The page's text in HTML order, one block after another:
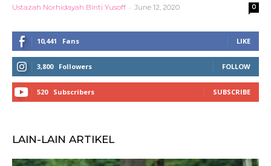
Ustazah Norhidayah Binti Yusoff - June 12, 2020 0
10,441 Fans LIKE
3,800 Followers FOLLOW
520 Subscribers SUBSCRIBE
LAIN-LAIN ARTIKEL